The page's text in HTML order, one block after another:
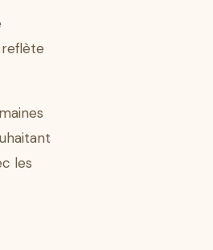
les